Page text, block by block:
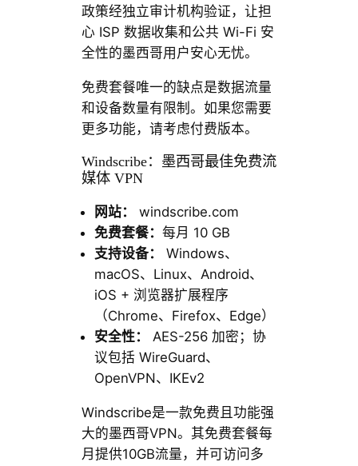
政策经独立审计机构验证，让担
心 ISP 数据收集和公共 Wi-Fi 安
全性的墨西哥用户安心无忧。
免费套餐唯一的缺点是数据流量
和设备数量有限制。如果您需要
更多功能，请考虑付费版本。
Windscribe：墨西哥最佳免费流
媒体 VPN
网站：
windscribe.com
免费套餐： 每月 10 GB
支持设备：
Windows、
macOS、Linux、Android、
iOS + 浏览器扩展程序
（Chrome、Firefox、Edge）
安全性：
AES-256 加密；协
议包括 WireGuard、
OpenVPN、IKEv2
Windscribe是一款免费且功能强
大的墨西哥VPN。其免费套餐每
月提供10GB流量，并可访问多